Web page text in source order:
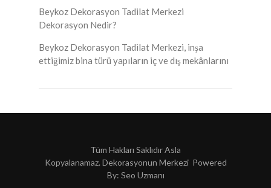
Beykoz Dekorasyon Tadilat Merkezi
Dekorasyon Nedir?
Beykoz Dekorasyon Tadilat Merkezi, inşa
ettiğimiz bina türü yapıların iç ve dış mekânlarını
Tüm Hakları Saklıdır Asla
Kopyalanamaz. Dekorasyonun Merkezi Powered
By: Seo Uzmanı